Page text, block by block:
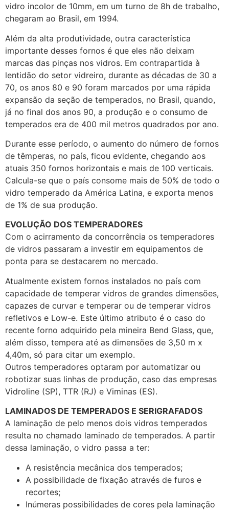
vidro incolor de 10mm, em um turno de 8h de trabalho,
chegaram ao Brasil, em 1994.
Além da alta produtividade, outra característica
importante desses fornos é que eles não deixam
marcas das pinças nos vidros. Em contrapartida à
lentidão do setor vidreiro, durante as décadas de 30 a
70, os anos 80 e 90 foram marcados por uma rápida
expansão da seção de temperados, no Brasil, quando,
já no final dos anos 90, a produção e o consumo de
temperados era de 400 mil metros quadrados por ano.
Durante esse período, o aumento do número de fornos
de têmperas, no país, ficou evidente, chegando aos
atuais 350 fornos horizontais e mais de 100 verticais.
Calcula-se que o país consome mais de 50% de todo o
vidro temperado da América Latina, e exporta menos
de 1% de sua produção.
EVOLUÇÃO DOS TEMPERADORES
Com o acirramento da concorrência os temperadores
de vidros passaram a investir em equipamentos de
ponta para se destacarem no mercado.
Atualmente existem fornos instalados no país com
capacidade de temperar vidros de grandes dimensões,
capazes de curvar e temperar ou de temperar vidros
refletivos e Low-e. Este último atributo é o caso do
recente forno adquirido pela mineira Bend Glass, que,
além disso, tempera até as dimensões de 3,50 m x
4,40m, só para citar um exemplo.
Outros temperadores optaram por automatizar ou
robotizar suas linhas de produção, caso das empresas
Vidroline (SP), TTR (RJ) e Viminas (ES).
LAMINADOS DE TEMPERADOS E SERIGRAFADOS
A laminação de pelo menos dois vidros temperados
resulta no chamado laminado de temperados. A partir
dessa laminação, o vidro passa a ter:
A resistência mecânica dos temperados;
A possibilidade de fixação através de furos e
recortes;
Inúmeras possibilidades de cores pela laminação